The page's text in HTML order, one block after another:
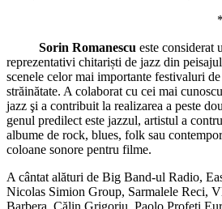
Sorin Romanescu este considerat
reprezentativi chitariști de jazz din
scenele celor mai importante festivaluri
străinătate. A colaborat cu cei mai
jazz şi a contribuit la realizarea a peste
genul predilect este jazzul, artistul a
albume de rock, blues, folk sau
coloane sonore pentru filme.
A cântat alături de Big Band-ul Radio,
Nicolas Simion Group, Sarmalele Reci,
Barbera, Călin Grigoriu, Paolo Profeti